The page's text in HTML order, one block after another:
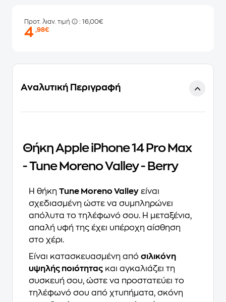
Προτ. λιαν. τιμή : 16,00€
4,98€
Αναλυτική Περιγραφή
Θήκη Apple iPhone 14 Pro Max
- Tune Moreno Valley - Berry
Η θήκη Tune Moreno Valley είναι
σχεδιασμένη ώστε να συμπληρώνει
απόλυτα το τηλέφωνό σου. Η μεταξένια,
απαλή υφή της έχει υπέροχη αίσθηση
στο χέρι.
Είναι κατασκευασμένη από σιλικόνη
υψηλής ποιότητας και αγκαλιάζει τη
συσκευή σου, ώστε να προστατεύει το
τηλέφωνό σου από χτυπήματα, σκόνη